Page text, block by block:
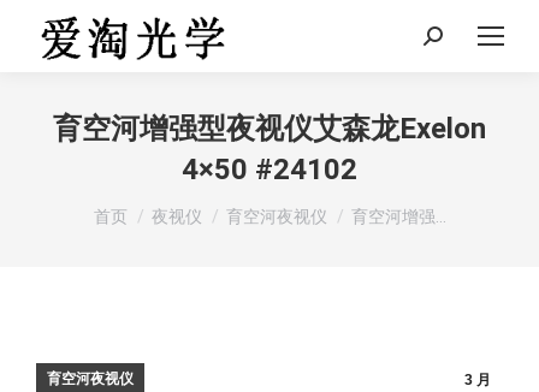
Search:
育空河增强型夜视仪艾森龙Exelon
4×50 #24102
您在这里：
首页 夜视仪 育空河夜视仪 育空河增强…
3 月
育空河夜视仪